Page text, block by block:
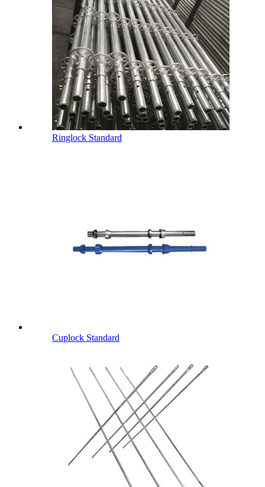
Ringlock Standard
Cuplock Standard